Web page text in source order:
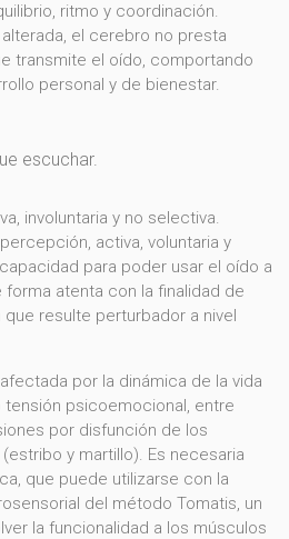
ritmo y coordinación.
el cerebro no presta
transmite el oído, comportando
personal y de bienestar.
escuchar.
involuntaria y no selectiva.
activa, voluntaria y
para poder usar el oído a
atenta con la finalidad de
resulte perturbador a nivel
por la dinámica de la vida
psicoemocional, entre
por disfunción de los
y martillo). Es necesaria
que puede utilizarse con la
del método Tomatis, un
la funcionalidad a los músculos